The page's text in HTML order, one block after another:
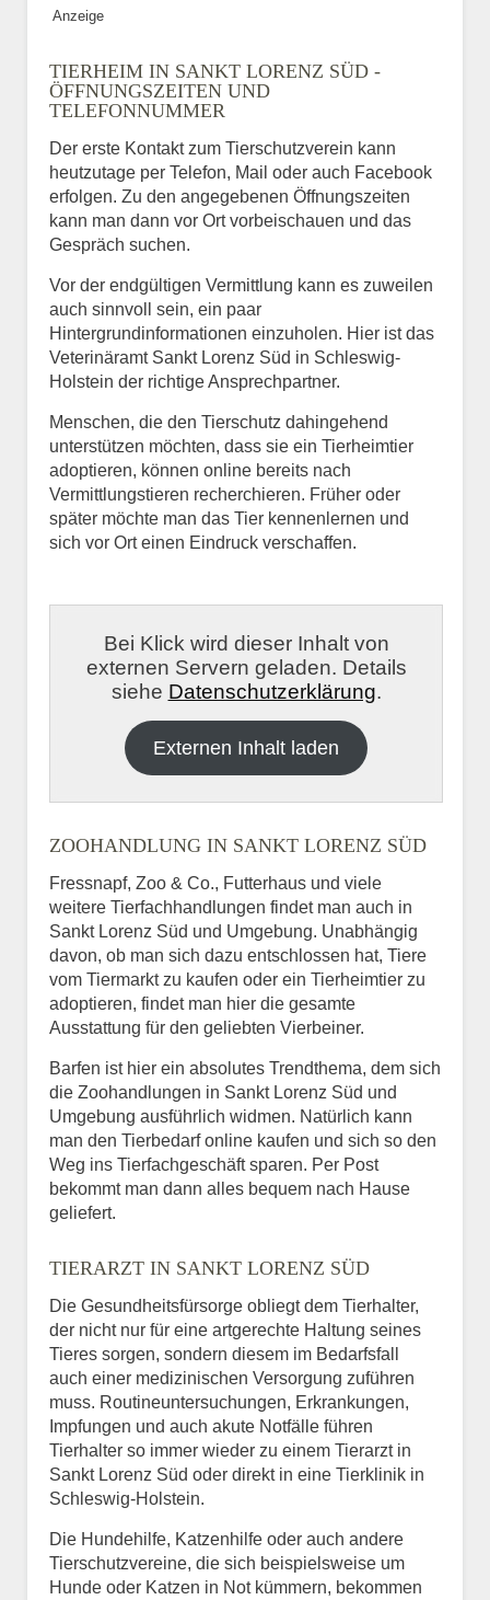
Anzeige
TIERHEIM IN SANKT LORENZ SÜD -
ÖFFNUNGSZEITEN UND
TELEFONNUMMER
Der erste Kontakt zum Tierschutzverein kann
heutzutage per Telefon, Mail oder auch Facebook
erfolgen. Zu den angegebenen Öffnungszeiten
kann man dann vor Ort vorbeischauen und das
Gespräch suchen.
Vor der endgültigen Vermittlung kann es zuweilen
auch sinnvoll sein, ein paar
Hintergrundinformationen einzuholen. Hier ist das
Veterinäramt Sankt Lorenz Süd in Schleswig-
Holstein der richtige Ansprechpartner.
Menschen, die den Tierschutz dahingehend
unterstützen möchten, dass sie ein Tierheimtier
adoptieren, können online bereits nach
Vermittlungstieren recherchieren. Früher oder
später möchte man das Tier kennenlernen und
sich vor Ort einen Eindruck verschaffen.
Bei Klick wird dieser Inhalt von
externen Servern geladen. Details
siehe Datenschutzerklärung.
Externen Inhalt laden
ZOOHANDLUNG IN SANKT LORENZ SÜD
Fressnapf, Zoo & Co., Futterhaus und viele
weitere Tierfachhandlungen findet man auch in
Sankt Lorenz Süd und Umgebung. Unabhängig
davon, ob man sich dazu entschlossen hat, Tiere
vom Tiermarkt zu kaufen oder ein Tierheimtier zu
adoptieren, findet man hier die gesamte
Ausstattung für den geliebten Vierbeiner.
Barfen ist hier ein absolutes Trendthema, dem sich
die Zoohandlungen in Sankt Lorenz Süd und
Umgebung ausführlich widmen. Natürlich kann
man den Tierbedarf online kaufen und sich so den
Weg ins Tierfachgeschäft sparen. Per Post
bekommt man dann alles bequem nach Hause
geliefert.
TIERARZT IN SANKT LORENZ SÜD
Die Gesundheitsfürsorge obliegt dem Tierhalter,
der nicht nur für eine artgerechte Haltung seines
Tieres sorgen, sondern diesem im Bedarfsfall
auch einer medizinischen Versorgung zuführen
muss. Routineuntersuchungen, Erkrankungen,
Impfungen und auch akute Notfälle führen
Tierhalter so immer wieder zu einem Tierarzt in
Sankt Lorenz Süd oder direkt in eine Tierklinik in
Schleswig-Holstein.
Die Hundehilfe, Katzenhilfe oder auch andere
Tierschutzvereine, die sich beispielsweise um
Hunde oder Katzen in Not kümmern, bekommen